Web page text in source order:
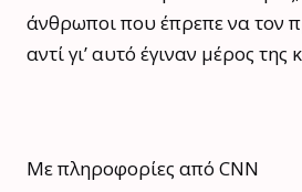
άνθρωποι που έπρεπε να τον
αντί γι’ αυτό έγιναν μέρος
Με πληροφορίες από CNN